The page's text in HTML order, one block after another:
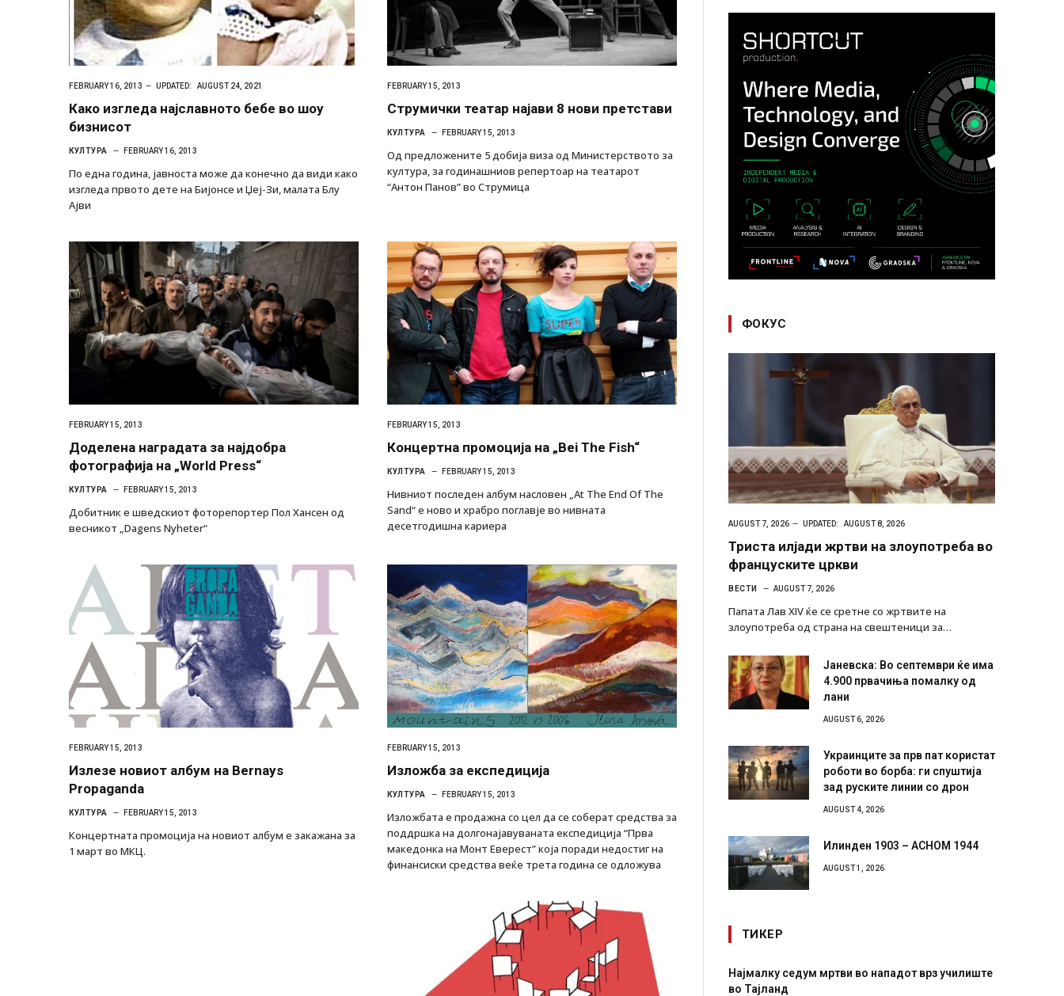
FEBRUARY 16, 2013 UPDATED: AUGUST 24, 2021
Како изгледа најславното бебе во шоу
бизнисот
КУЛТУРА FEBRUARY 16, 2013
По една година, јавноста може да конечно да види како
изгледа првото дете на Бијонсе и Џеј-Зи, малата Блу
Ајви
FEBRUARY 15, 2013
Струмички театар најави 8 нови претстави
КУЛТУРА FEBRUARY 15, 2013
Oд предложените 5 добија виза од Министерството за
култура, за годинашниов репертоар на театарот
“Антон Панов” во Струмица
FEBRUARY 15, 2013
Доделена наградата за најдобра
фотографија на „World Press“
КУЛТУРА FEBRUARY 15, 2013
Добитник е шведскиот фоторепортер Пол Хансен од
весникот „Dagens Nyheter“
FEBRUARY 15, 2013
Концертна промоција на „Bei The Fish“
КУЛТУРА FEBRUARY 15, 2013
Нивниот последен албум насловен „At The End Of The
Sand“ е ново и храбро поглавје во нивната
десетгодишна кариера
FEBRUARY 15, 2013
Излезе новиот албум на Bernays
Propaganda
КУЛТУРА FEBRUARY 15, 2013
Концертната промоција на новиот албум е закажана за
1 март во МКЦ.
FEBRUARY 15, 2013
Изложба за експедиција
КУЛТУРА FEBRUARY 15, 2013
Изложбата е продажна со цел да се соберат средства за
поддршка на долгонајавуваната експедиција “Прва
македонка на Монт Еверест” која поради недостиг на
финансиски средства веќе трета година се одложува
ФОКУС
AUGUST 7, 2026 UPDATED: AUGUST 8, 2026
Триста илјади жртви на злоупотреба во
француските цркви
ВЕСТИ AUGUST 7, 2026
Папата Лав XIV ќе се сретне со жртвите на
злоупотреба од страна на свештеници за…
Јаневска: Во септември ќе има
4.900 првачиња помалку од
лани
AUGUST 6, 2026
Украинците за прв пат користат
роботи во борба: ги спуштија
зад руските линии со дрон
AUGUST 4, 2026
Илинден 1903 – АСНОМ 1944
AUGUST 1, 2026
ТИКЕР
Најмалку седум мртви во нападот врз училиште
во Тајланд
СОЗИС: Украинците повеќе им веруваат на
генералите отколку на Зеленски